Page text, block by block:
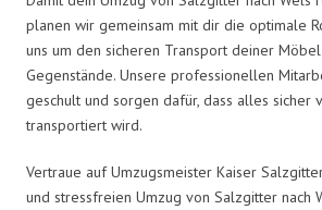
planen wir gemeinsam mit dir die optimale
uns um den sicheren Transport deiner
Gegenstände. Unsere professionellen
geschult und sorgen dafür, dass alles sicher
transportiert wird.
Vertraue auf Umzugsmeister Kaiser
und stressfreien Umzug von Salzgitter nach